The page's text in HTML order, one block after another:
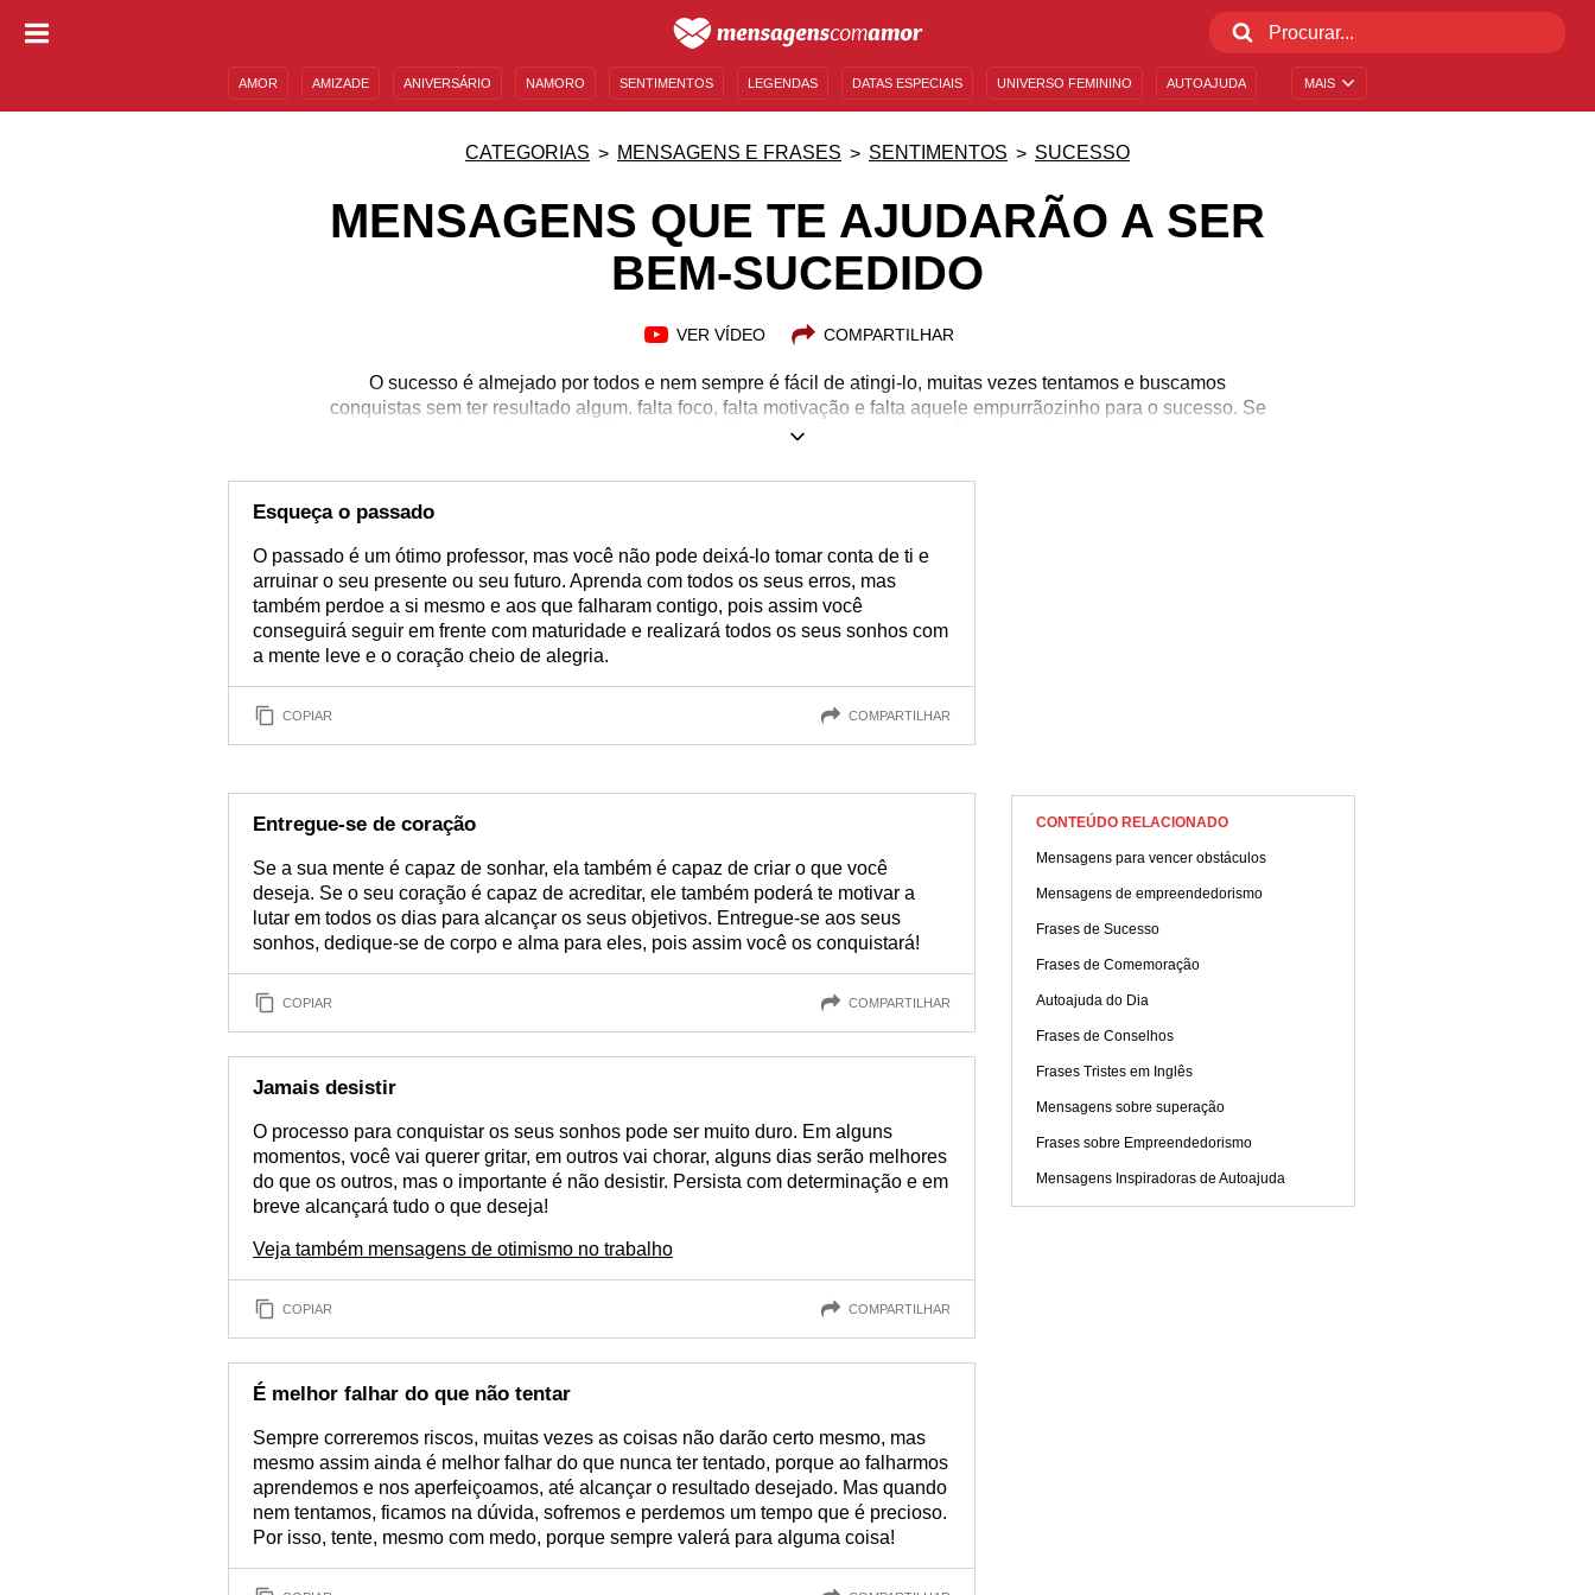
MAIS
AMOR AMIZADE ANIVERSÁRIO NAMORO SENTIMENTOS LEGENDAS DATAS ESPECIAIS UNIVERSO FEMININO AUTOAJUDA
CATEGORIAS MENSAGENS E FRASES SENTIMENTOS SUCESSO
MENSAGENS QUE TE AJUDARÃO A SER
BEM-SUCEDIDO
VER VÍDEO COMPARTILHAR
O sucesso é almejado por todos e nem sempre é fácil de atingi-lo, muitas vezes tentamos e buscamos
conquistas sem ter resultado algum. falta foco, falta motivação e falta aquele empurrãozinho para o sucesso. Se
era incentivo que te faltava, aqui estão as mensagens para você se tornar bem sucedido.
Esqueça o passado
O passado é um ótimo professor, mas você não pode deixá-lo tomar conta de ti e
arruinar o seu presente ou seu futuro. Aprenda com todos os seus erros, mas
também perdoe a si mesmo e aos que falharam contigo, pois assim você
conseguirá seguir em frente com maturidade e realizará todos os seus sonhos com
a mente leve e o coração cheio de alegria.
COPIAR COMPARTILHAR
Entregue-se de coração
Se a sua mente é capaz de sonhar, ela também é capaz de criar o que você
deseja. Se o seu coração é capaz de acreditar, ele também poderá te motivar a
lutar em todos os dias para alcançar os seus objetivos. Entregue-se aos seus
sonhos, dedique-se de corpo e alma para eles, pois assim você os conquistará!
COPIAR COMPARTILHAR
Jamais desistir
O processo para conquistar os seus sonhos pode ser muito duro. Em alguns
momentos, você vai querer gritar, em outros vai chorar, alguns dias serão melhores
do que os outros, mas o importante é não desistir. Persista com determinação e em
breve alcançará tudo o que deseja!
Veja também mensagens de otimismo no trabalho
COPIAR COMPARTILHAR
É melhor falhar do que não tentar
Sempre correremos riscos, muitas vezes as coisas não darão certo mesmo, mas
mesmo assim ainda é melhor falhar do que nunca ter tentado, porque ao falharmos
aprendemos e nos aperfeiçoamos, até alcançar o resultado desejado. Mas quando
nem tentamos, ficamos na dúvida, sofremos e perdemos um tempo que é precioso.
Por isso, tente, mesmo com medo, porque sempre valerá para alguma coisa!
CONTEÚDO RELACIONADO
Mensagens para vencer obstáculos
Mensagens de empreendedorismo
Frases de Sucesso
Frases de Comemoração
Autoajuda do Dia
Frases de Conselhos
Frases Tristes em Inglês
Mensagens sobre superação
Frases sobre Empreendedorismo
Mensagens Inspiradoras de Autoajuda